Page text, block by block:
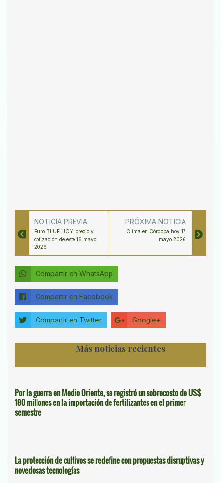
NOTICIA PREVIA
Euro BLUE HOY: precio y
cotización de este 16 mayo
2026
PRÓXIMA NOTICIA
Clima en Córdoba hoy 17
mayo 2026
Compartir en WhatsApp
Compartir en Facebook
Compartir en Twitter Google+
Más noticias recientes
Por la guerra en Medio Oriente, se registró un sobrecosto de US$
180 millones en la importación de fertilizantes en el primer
semestre
La protección de cultivos se redefine con propuestas disruptivas y
novedosas tecnologías